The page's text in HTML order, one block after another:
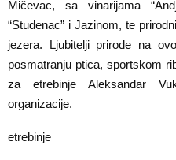
Mičevac, sa vinarijama
“Studenac” i Jazinom, te
jezera. Ljubitelji prirode na
posmatranju ptica, sportskom
za etrebinje Aleksandar
organizacije.
etrebinje